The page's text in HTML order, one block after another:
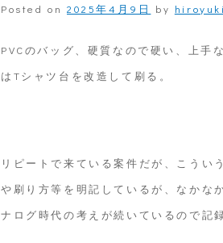
Posted on 2025年4月9日 by
PVCのバッグ、硬質なので硬い、上手
はTシャツ台を改造して刷る。
リピートで来ている案件だが、こうい
や刷り方等を明記しているが、なかな
ナログ時代の考えが続いているので記